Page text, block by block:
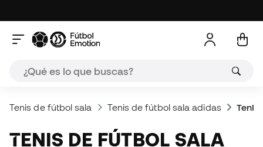
Tenis de fútbol sala Tenis de fútbol sala adidas Tenis
TENIS DE FÚTBOL SALA